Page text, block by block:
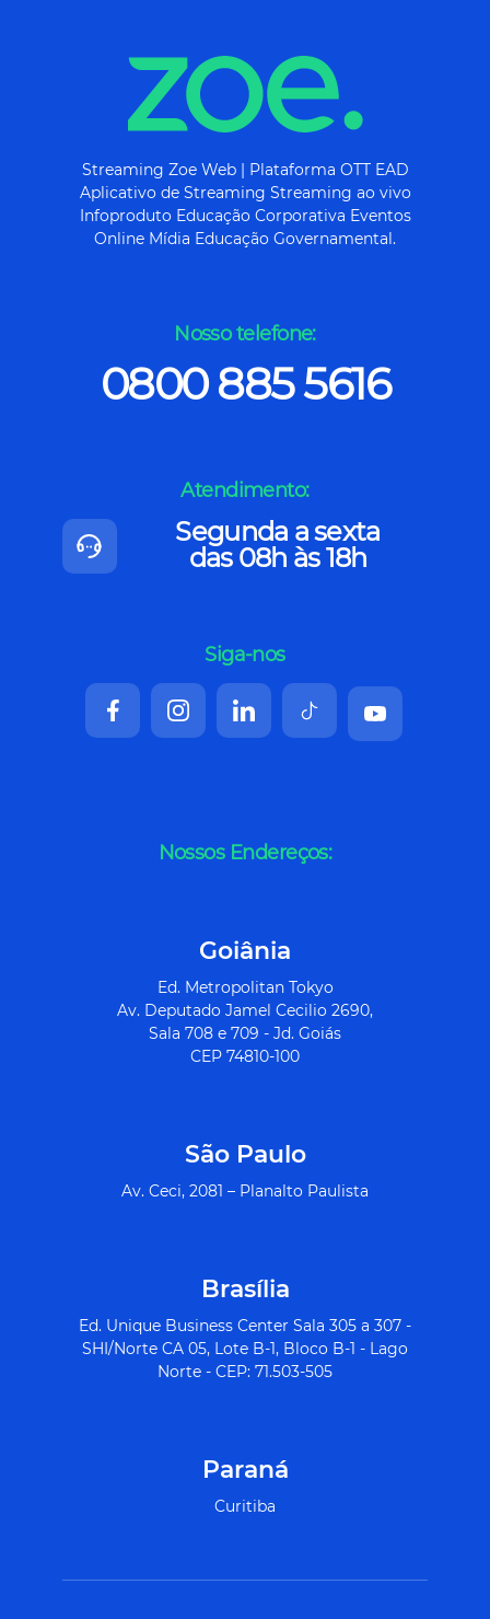
Streaming Zoe Web | Plataforma OTT EAD
Aplicativo de Streaming Streaming ao vivo
Infoproduto Educação Corporativa Eventos
Online Mídia Educação Governamental.
Nosso telefone:
0800 885 5616
Atendimento:
Segunda a sexta
das 08h às 18h
Siga-nos
Nossos Endereços:
Goiânia
Ed. Metropolitan Tokyo
Av. Deputado Jamel Cecilio 2690,
Sala 708 e 709 - Jd. Goiás
CEP 74810-100
São Paulo
Av. Ceci, 2081 – Planalto Paulista
Brasília
Ed. Unique Business Center Sala 305 a 307 -
SHI/Norte CA 05, Lote B-1, Bloco B-1 - Lago
Norte - CEP: 71.503-505
Paraná
Curitiba